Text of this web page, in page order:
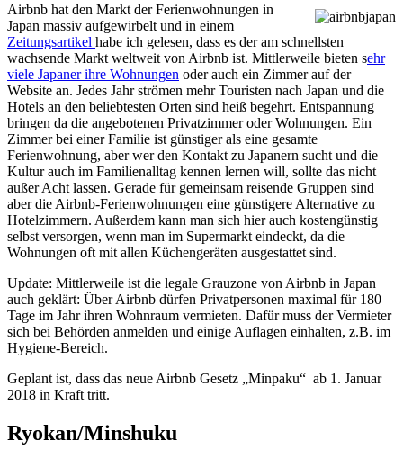
Airbnb hat den Markt der Ferienwohnungen in
Japan massiv aufgewirbelt und in einem
Zeitungsartikel habe ich gelesen, dass es der am schnellsten
wachsende Markt weltweit von Airbnb ist. Mittlerweile bieten sehr
viele Japaner ihre Wohnungen oder auch ein Zimmer auf der
Website an. Jedes Jahr strömen mehr Touristen nach Japan und die
Hotels an den beliebtesten Orten sind heiß begehrt. Entspannung
bringen da die angebotenen Privatzimmer oder Wohnungen. Ein
Zimmer bei einer Familie ist günstiger als eine gesamte
Ferienwohnung, aber wer den Kontakt zu Japanern sucht und die
Kultur auch im Familienalltag kennen lernen will, sollte das nicht
außer Acht lassen. Gerade für gemeinsam reisende Gruppen sind
aber die Airbnb-Ferienwohnungen eine günstigere Alternative zu
Hotelzimmern. Außerdem kann man sich hier auch kostengünstig
selbst versorgen, wenn man im Supermarkt eindeckt, da die
Wohnungen oft mit allen Küchengeräten ausgestattet sind.
Update: Mittlerweile ist die legale Grauzone von Airbnb in Japan
auch geklärt: Über Airbnb dürfen Privatpersonen maximal für 180
Tage im Jahr ihren Wohnraum vermieten. Dafür muss der Vermieter
sich bei Behörden anmelden und einige Auflagen einhalten, z.B. im
Hygiene-Bereich.
Geplant ist, dass das neue Airbnb Gesetz „Minpaku“ ab 1. Januar
2018 in Kraft tritt.
Ryokan/Minshuku